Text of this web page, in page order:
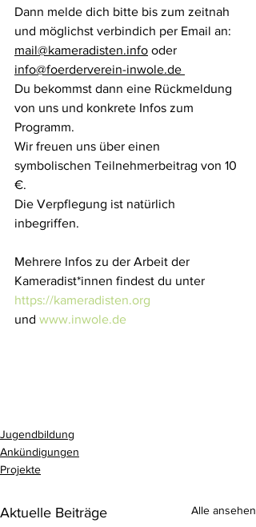
Dann melde dich bitte bis zum zeitnah
und möglichst verbindich per Email an:
mail@kameradisten.info oder
info@foerderverein-inwole.de
Du bekommst dann eine Rückmeldung
von uns und konkrete Infos zum
Programm.
Wir freuen uns über einen
symbolischen Teilnehmerbeitrag von 10
€.
Die Verpflegung ist natürlich
inbegriffen.
Mehrere Infos zu der Arbeit der
Kameradist*innen findest du unter
https://kameradisten.org
und www.inwole.de
Jugendbildung
Ankündigungen
Projekte
Aktuelle Beiträge Alle ansehen